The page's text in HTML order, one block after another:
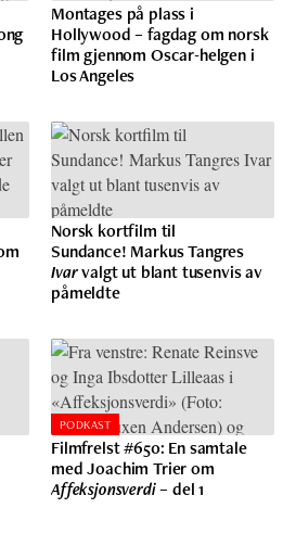
Montages på plass i
Hollywood – fagdag om norsk
film gjennom Oscar-helgen i
Los Angeles
Norsk kortfilm til
Sundance! Markus Tangres
Ivarvalgt ut blant tusenvis av
påmeldte
PODKAST
Filmfrelst #650: En samtale
med Joachim Trier om
Affeksjonsverdi– del 1